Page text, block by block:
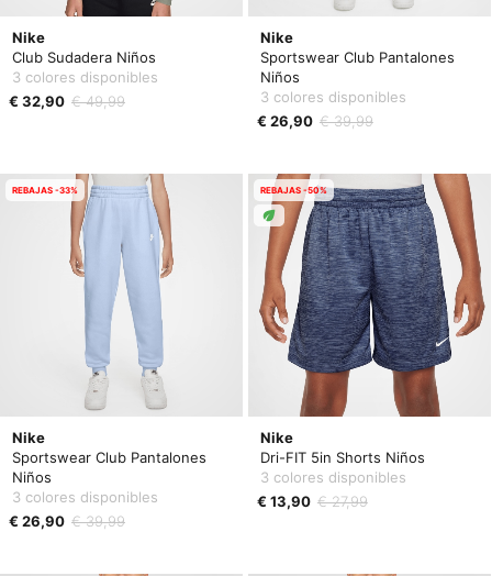
Nike
Club Sudadera Niños
3 colores disponibles
€ 32,90 € 49,99
Nike
Sportswear Club Pantalones
Niños
3 colores disponibles
€ 26,90 € 39,99
Nike
Sportswear Club Pantalones
Niños
3 colores disponibles
€ 26,90 € 39,99
REBAJAS -33%
Nike
Dri-FIT 5in Shorts Niños
3 colores disponibles
€ 13,90 € 27,99
REBAJAS -50%